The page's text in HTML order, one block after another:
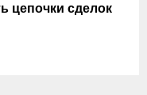
цепочки сделок